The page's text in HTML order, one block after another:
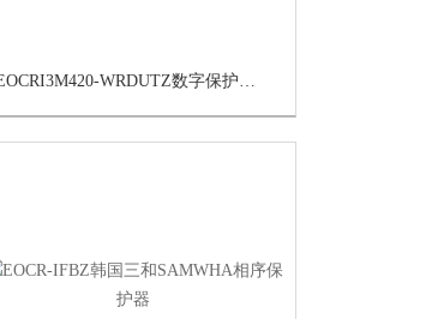
EOCRI3M420-WRDUTZ数字保护器韩国三和